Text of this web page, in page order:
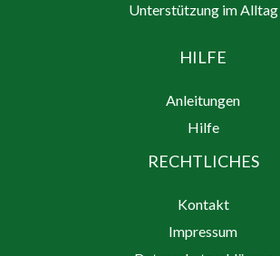
Unterstützung im Alltag
HILFE
Anleitungen
Hilfe
RECHTLICHES
Kontakt
Impressum